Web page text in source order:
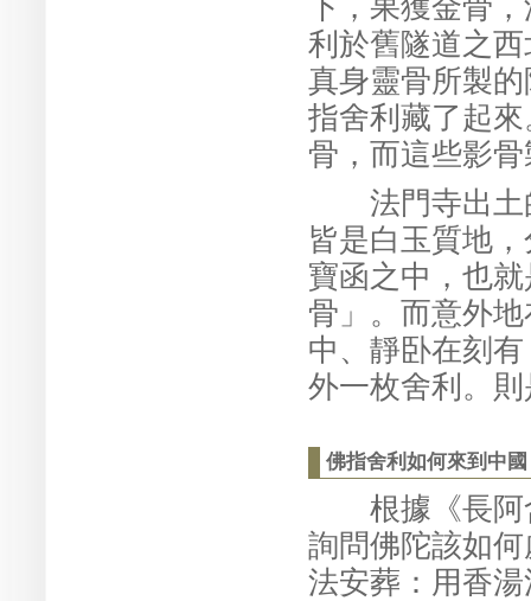
下，果獲金骨
利於舊隧道之
真身靈骨所製
指舍利藏了起
骨，而這些影
法門寺出土
皆是白玉質地
寶函之中，也
骨」。而意外
中、靜卧在刻
外一枚舍利。
佛指舍利如何來到中
根據《長阿
詢問佛陀該如
法安葬：用香